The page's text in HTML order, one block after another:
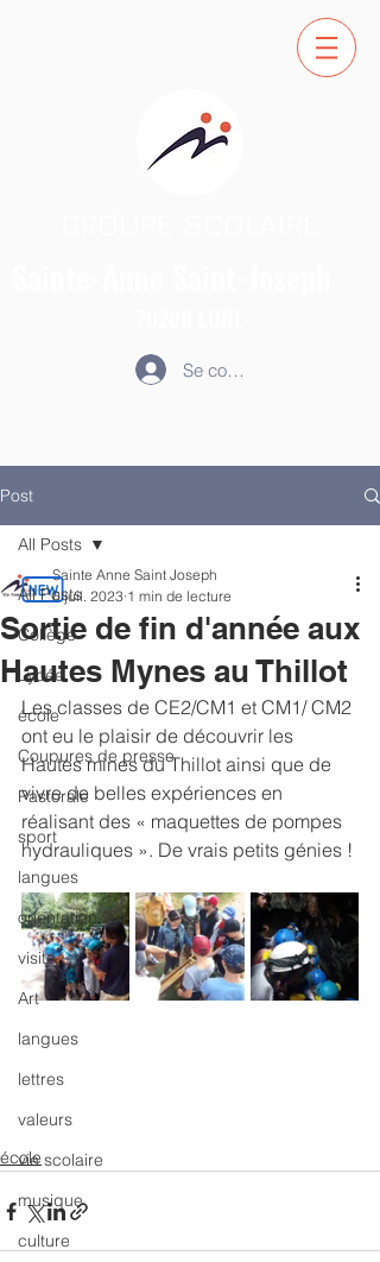
Se connecter
Post
All Posts
Collège
Lycée
école
Coupures de presse
Pastorale
sport
langues
orientation
visite
Art
langues
lettres
valeurs
vie scolaire
musique
culture
All Posts
Sortie de fin d'année aux
Hautes Mynes au Thillot
Sainte Anne Saint Joseph
6 juil. 2023 1 min de lecture
Les classes de CE2/CM1 et CM1/ CM2
ont eu le plaisir de découvrir les
Hautes mines du Thillot ainsi que de
vivre de belles expériences en
réalisant des « maquettes de pompes
hydrauliques ». De vrais petits génies !
école